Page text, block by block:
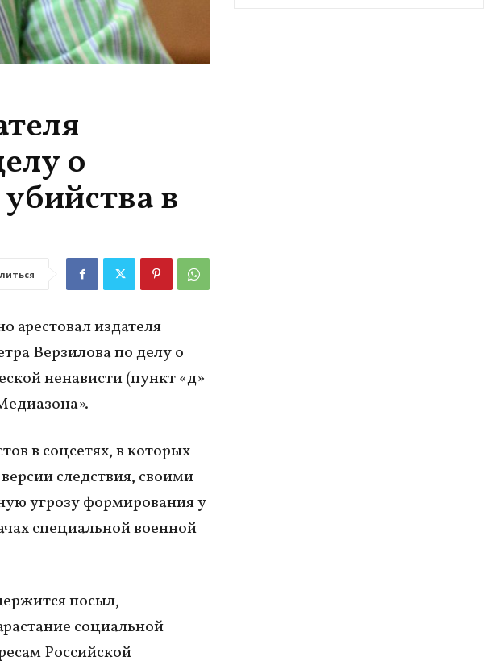
о
в
издателя
Верзилова по делу о
ненависти (пункт «д»
в соцсетях, в которых
следствия, своими
угрозу формирования у
специальной военной
посыл,
социальной
Российской